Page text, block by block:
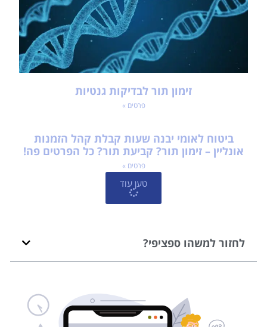
זימון תור לבדיקות גנטיות
פרטים »
ביטוח לאומי יבנה שעות קבלת קהל הזמנות
אונליין – זימון תור? קביעת תור? כל הפרטים פה!
פרטים »
טען עוד
לחזור למשהו ספציפי?